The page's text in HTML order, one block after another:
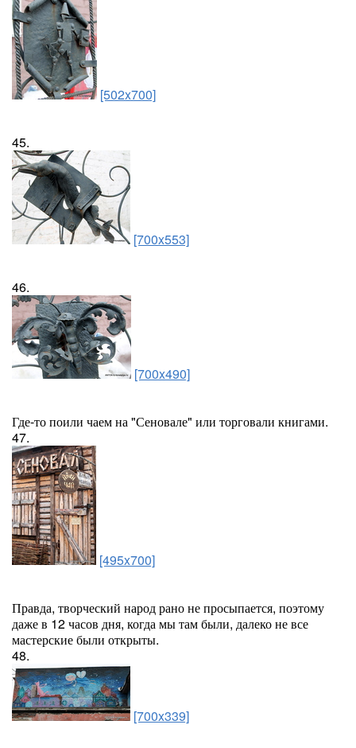
[502x700]
45.
[700x553]
46.
[700x490]
Где-то поили чаем на "Сеновале" или торговали книгами.
47.
[495x700]
Правда, творческий народ рано не просыпается, поэтому
даже в 12 часов дня, когда мы там были, далеко не все
мастерские были открыты.
48.
[700x339]